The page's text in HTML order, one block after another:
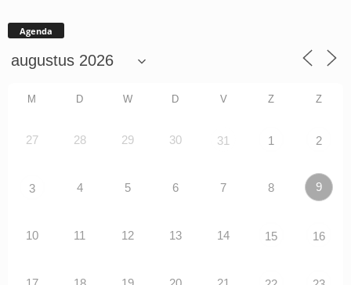
Agenda
M D W D V Z Z
27 28 29 30 31 1 2
3 4 5 6 7 8 9
10 11 12 13 14 15 16